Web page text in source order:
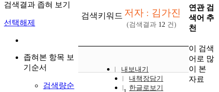
검색결과 좁혀 보기
선택해제
좁혀본 항목 보
기순서
검색량순
검색키워드 저자 : 김가진
(검색결과 12 건)
내보내기
내책장담기
한글로보기
연관 검
색어 추
천
이 검색
어로 많
이 본
자료